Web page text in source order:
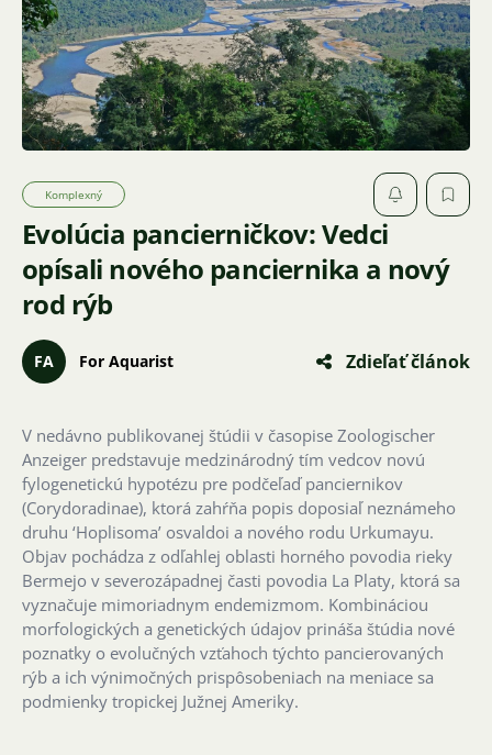
Evolúcia pancierničkov: Vedci
opísali nového panciernika a nový
rod rýb
Komplexný
FA For Aquarist Zdieľať článok
V nedávno publikovanej štúdii v časopise Zoologischer
Anzeiger predstavuje medzinárodný tím vedcov novú
fylogenetickú hypotézu pre podčeľaď panciernikov
(Corydoradinae), ktorá zahŕňa popis doposiaľ neznámeho
druhu ‘Hoplisoma’ osvaldoi a nového rodu Urkumayu.
Objav pochádza z odľahlej oblasti horného povodia rieky
Bermejo v severozápadnej časti povodia La Platy, ktorá sa
vyznačuje mimoriadnym endemizmom. Kombináciou
morfologických a genetických údajov prináša štúdia nové
poznatky o evolučných vzťahoch týchto pancierovaných
rýb a ich výnimočných prispôsobeniach na meniace sa
podmienky tropickej Južnej Ameriky.